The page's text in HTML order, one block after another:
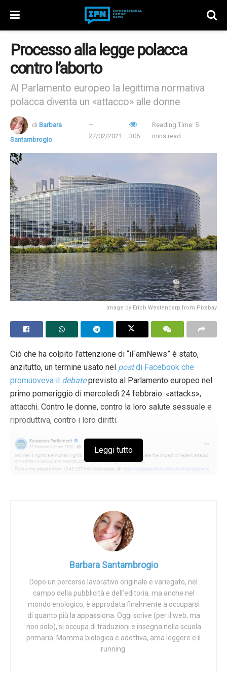
Processo alla legge polacca
contro l’aborto
Al Parlamento europeo la legittima normativa
polacca diventa un «attacco» alle donne
di Barbara
Santambrogio
27/02/2021 306
Reading Time: 5
mins read
Image by Erich Westendarp from Pixabay
Ciò che ha colpito l’attenzione di “iFamNews” è stato,
anzitutto, un termine usato nel postdi Facebook che
promuoveva il debateprevisto al Parlamento europeo nel
primo pomeriggio di mercoledì 24 febbraio: «attacks»,
attacchi. Contro le donne, contro la loro salute sessuale e
riproduttiva, contro i loro diritti.
Leggi tutto
Barbara Santambrogio
Dopo un percorso lavorativo originale e variegato, nel
campo della pubblicità e dell’editoria, ma anche nel
mondo enologico, è approdata finalmente a occuparsi
di quanto più la appassiona. Oggi scrive (per il web, ma
non solo), si occupa di traduzioni e insegna nella scuola
primaria. Mamma biologica e adottiva, ama leggere e il
running.